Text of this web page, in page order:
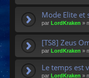
Mode Elite et
par LordKraken »
[TS8] Zeus
par LordKraken »
Le temps est
par LordKraken »